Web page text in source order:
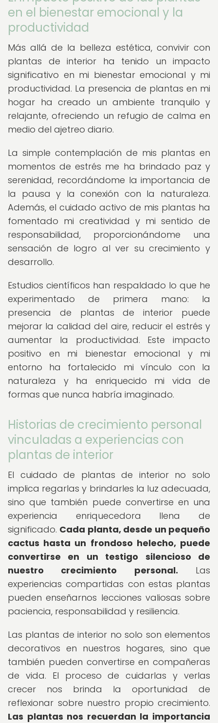
en el bienestar emocional y la
productividad
Más allá de la belleza estética, convivir con
plantas de interior ha tenido un impacto
significativo en mi bienestar emocional y mi
productividad. La presencia de plantas en mi
hogar ha creado un ambiente tranquilo y
relajante, ofreciendo un refugio de calma en
medio del ajetreo diario.
La simple contemplación de mis plantas en
momentos de estrés me ha brindado paz y
serenidad, recordándome la importancia de
la pausa y la conexión con la naturaleza.
Además, el cuidado activo de mis plantas ha
fomentado mi creatividad y mi sentido de
responsabilidad, proporcionándome una
sensación de logro al ver su crecimiento y
desarrollo.
Estudios científicos han respaldado lo que he
experimentado de primera mano: la
presencia de plantas de interior puede
mejorar la calidad del aire, reducir el estrés y
aumentar la productividad. Este impacto
positivo en mi bienestar emocional y mi
entorno ha fortalecido mi vínculo con la
naturaleza y ha enriquecido mi vida de
formas que nunca habría imaginado.
Historias de crecimiento personal
vinculadas a experiencias con
plantas de interior
El cuidado de plantas de interior no solo
implica regarlas y brindarles la luz adecuada,
sino que también puede convertirse en una
experiencia enriquecedora llena de
significado. Cada planta, desde un pequeño
cactus hasta un frondoso helecho, puede
convertirse en un testigo silencioso de
nuestro crecimiento personal. Las
experiencias compartidas con estas plantas
pueden enseñarnos lecciones valiosas sobre
paciencia, responsabilidad y resiliencia.
Las plantas de interior no solo son elementos
decorativos en nuestros hogares, sino que
también pueden convertirse en compañeras
de vida. El proceso de cuidarlas y verlas
crecer nos brinda la oportunidad de
reflexionar sobre nuestro propio crecimiento.
Las plantas nos recuerdan la importancia